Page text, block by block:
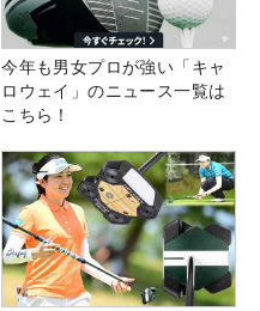
今年も男女プロが強い「キャ
ロウェイ」のニュース一覧は
こちら！